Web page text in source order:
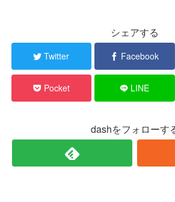
シェアする
Twitter Facebook
Pocket LINE
dashをフォローす